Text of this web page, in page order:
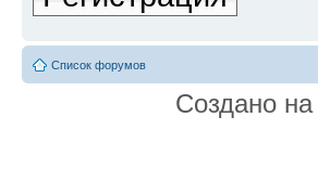
Список форумов
Создано